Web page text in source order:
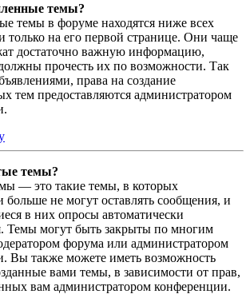
темы?
темы в форуме находятся ниже всех
только на его первой странице. Они чаще
достаточно важную информацию,
прочесть их по возможности. Так
права на создание
тем предоставляются администратором
темы?
— это такие темы, в которых
больше не могут оставлять сообщения, и
в них опросы автоматически
Темы могут быть закрыты по многим
форума или администратором
Вы также можете иметь возможность
вами темы, в зависимости от прав,
вам администратором конференции.